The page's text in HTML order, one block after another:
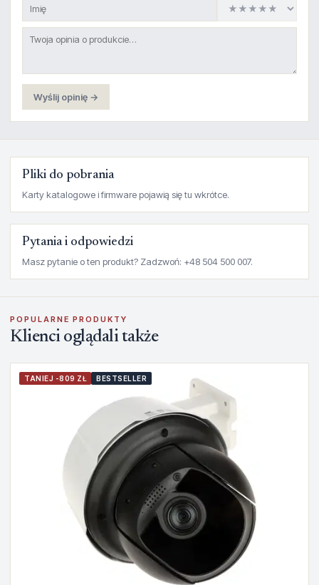
Wyślij opinię →
Pliki do pobrania
Karty katalogowe i firmware pojawią się tu wkrótce.
Pytania i odpowiedzi
Masz pytanie o ten produkt? Zadzwoń: +48 504 500 007.
POPULARNE PRODUKTY
Klienci oglądali także
TANIEJ -809 ZŁ BESTSELLER